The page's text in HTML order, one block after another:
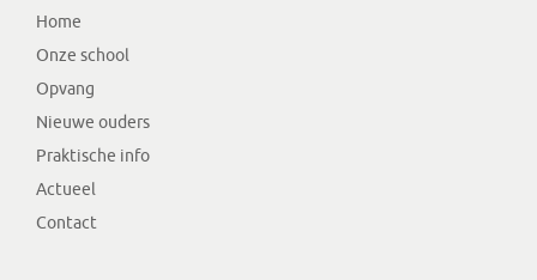
Home
Onze school
Opvang
Nieuwe ouders
Praktische info
Actueel
Contact